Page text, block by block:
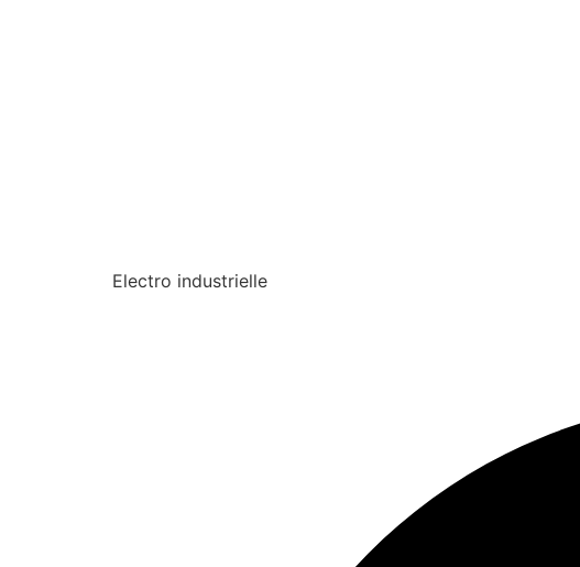
Electro industrielle